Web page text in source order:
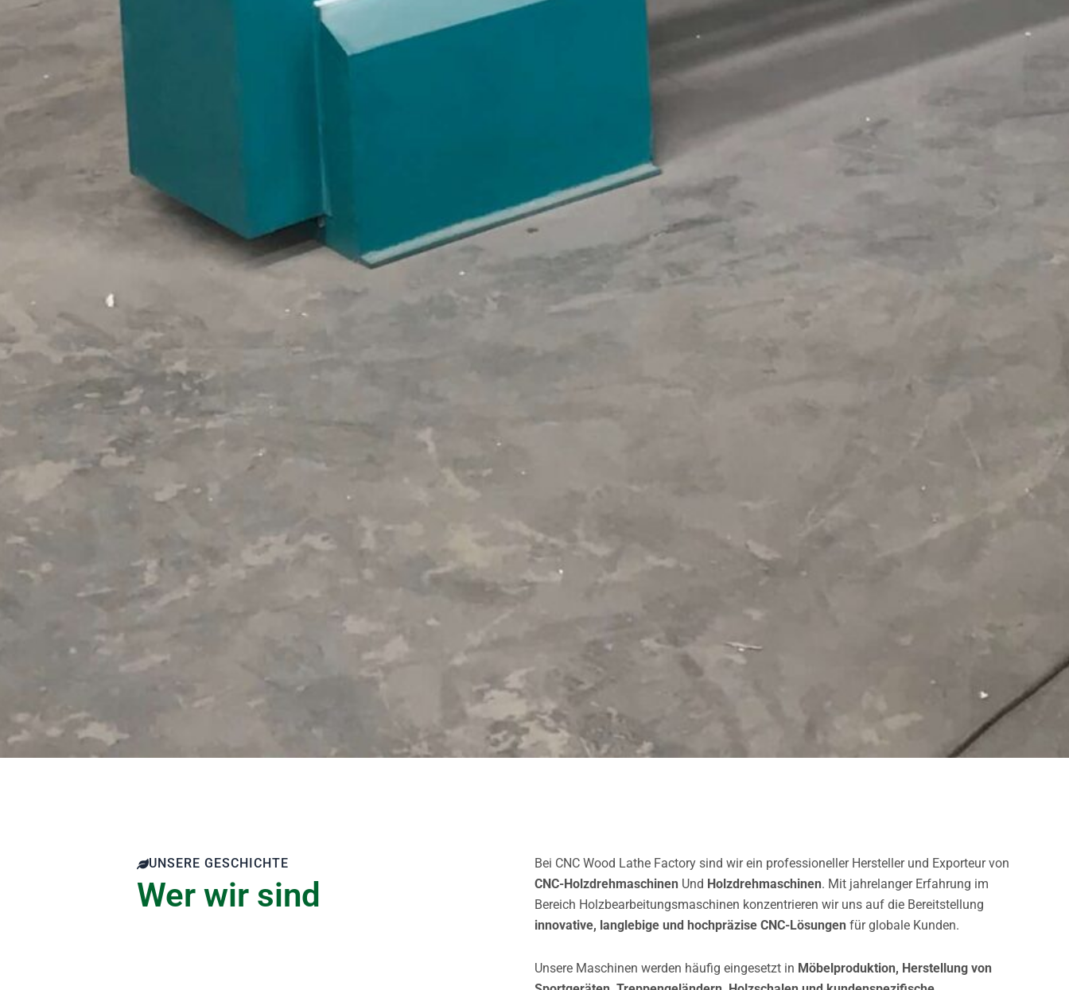
UNSERE GESCHICHTE
Wer wir sind
Bei CNC Wood Lathe Factory sind wir ein professioneller Hersteller und Exporteur von
CNC-Holzdrehmaschinen Und Holzdrehmaschinen. Mit jahrelanger Erfahrung im
Bereich Holzbearbeitungsmaschinen konzentrieren wir uns auf die Bereitstellung
innovative, langlebige und hochpräzise CNC-Lösungen für globale Kunden.
Unsere Maschinen werden häufig eingesetzt in Möbelproduktion, Herstellung von